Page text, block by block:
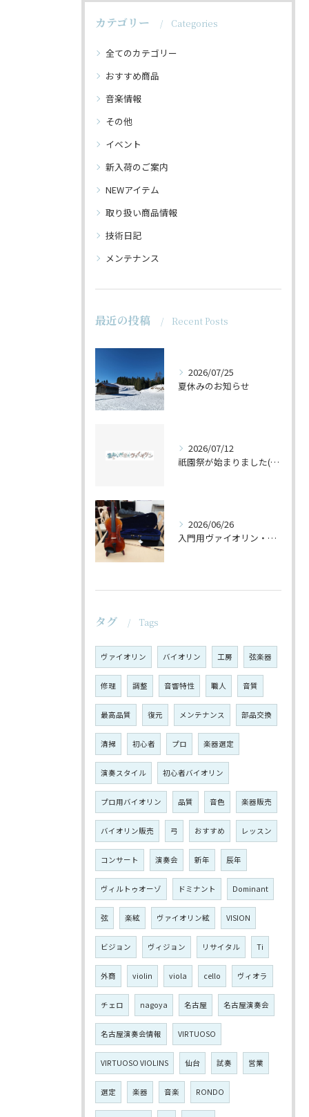
カテゴリー Categories
全てのカテゴリー
おすすめ商品
音楽情報
その他
イベント
新入荷のご案内
NEWアイテム
取り扱い商品情報
技術日記
メンテナンス
最近の投稿 Recent Posts
2026/07/25
夏休みのお知らせ
2026/07/12
祇園祭が始まりました(^^♪
2026/06/26
入門用ヴァイオリン・セットの仕上げ♪
タグ Tags
ヴァイオリン バイオリン 工房 弦楽器
修理 調整 音響特性 職人 音質
最高品質 復元 メンテナンス 部品交換
清掃 初心者 プロ 楽器選定
演奏スタイル 初心者バイオリン
プロ用バイオリン 品質 音色 楽器販売
バイオリン販売 弓 おすすめ レッスン
コンサート 演奏会 新年 辰年
ヴィルトゥオーゾ ドミナント Dominant
弦 楽絃 ヴァイオリン絃 VISION
ビジョン ヴィジョン リサイタル Ti
外商 violin viola cello ヴィオラ
チェロ nagoya 名古屋 名古屋演奏会
名古屋演奏会情報 VIRTUOSO
VIRTUOSO VIOLINS 仙台 試奏 営業
選定 楽器 音楽 RONDO